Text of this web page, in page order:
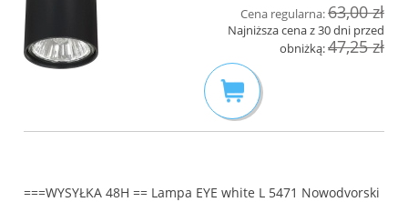
Cena regularna:63,00 zł
Najniższa cena z 30 dni przed
obniżką:47,25 zł
===WYSYŁKA 48H == Lampa EYE white L 5471 Nowodvorski